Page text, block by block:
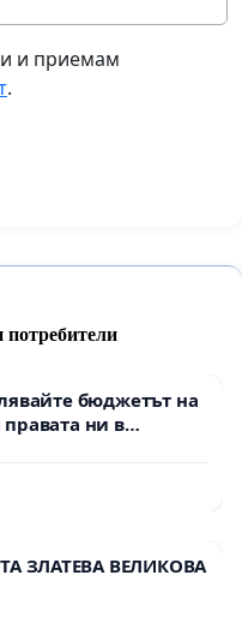
и приемам
.
бюджетът на
ни в
ЗЛАТЕВА ВЕЛИКОВА